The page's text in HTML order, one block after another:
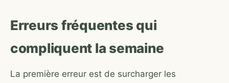
Erreurs fréquentes qui
compliquent la semaine
La première erreur est de surcharger les